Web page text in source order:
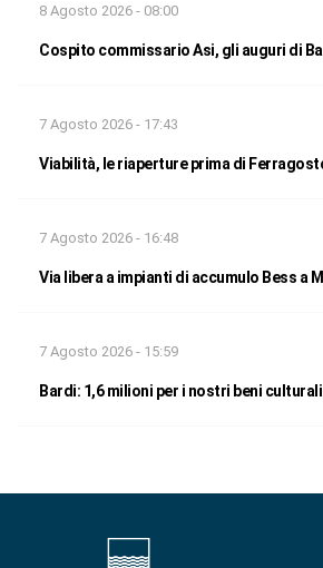
8 Agosto 2026 - 08:00
Cospito commissario Asi, gli auguri di
7 Agosto 2026 - 17:43
Viabilità, le riaperture prima di
7 Agosto 2026 - 16:48
Via libera a impianti di accumulo Bess a
7 Agosto 2026 - 15:59
Bardi: 1,6 milioni per i nostri beni culturali